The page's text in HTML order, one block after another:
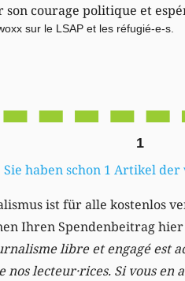
courage politique et
sur le LSAP et les réfugié-e-s.
1
Sie haben schon 1 Artikel der
ist für alle kostenlos
Ihren Spendenbeitrag
libre et engagé est
nos lecteur·rices. Si vous en